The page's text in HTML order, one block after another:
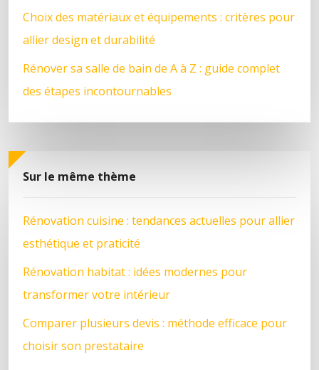
Choix des matériaux et équipements : critères pour
allier design et durabilité
Rénover sa salle de bain de A à Z : guide complet
des étapes incontournables
Sur le même thème
Rénovation cuisine : tendances actuelles pour allier
esthétique et praticité
Rénovation habitat : idées modernes pour
transformer votre intérieur
Comparer plusieurs devis : méthode efficace pour
choisir son prestataire